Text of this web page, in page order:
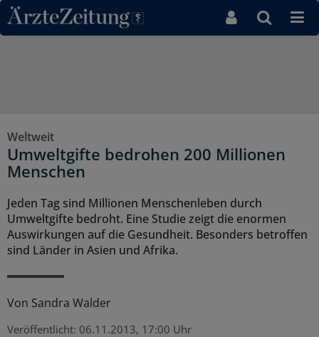
Direkt zum Inhaltsbereich
Weltweit
Umweltgifte bedrohen 200 Millionen
Menschen
Jeden Tag sind Millionen Menschenleben durch
Umweltgifte bedroht. Eine Studie zeigt die enormen
Auswirkungen auf die Gesundheit. Besonders betroffen
sind Länder in Asien und Afrika.
Von Sandra Walder
Veröffentlicht: 06.11.2013, 17:00 Uhr